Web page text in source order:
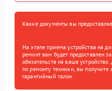
Какие документы вы
На этапе приема устройства на
ремонт вам будет предоставлен
обязательств на ваше
по ремонту техники, вы получите
гарантийный талон.